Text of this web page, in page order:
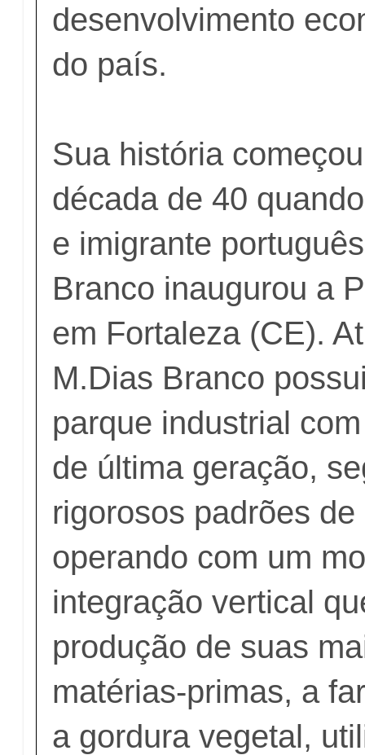
desenvolvimento
do país.
Sua história
década de 40
e imigrante
Branco inaugurou a
em Fortaleza (CE).
M.Dias Branco
parque industrial
de última geração,
rigorosos padrões
operando com um
integração vertical
produção de suas
matérias-primas, a
a gordura vegetal,